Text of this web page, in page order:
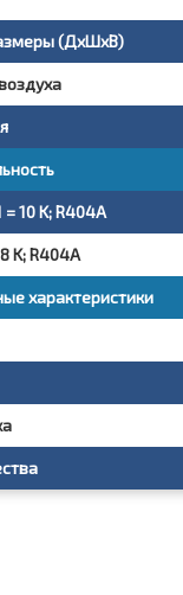
(ДxШxВ)
= 10 K; R404A
K; R404A
характеристики